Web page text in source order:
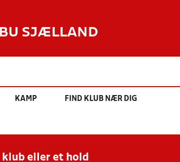
SJÆLLAND
KAMP FIND KLUB NÆR DIG
klub eller et hold